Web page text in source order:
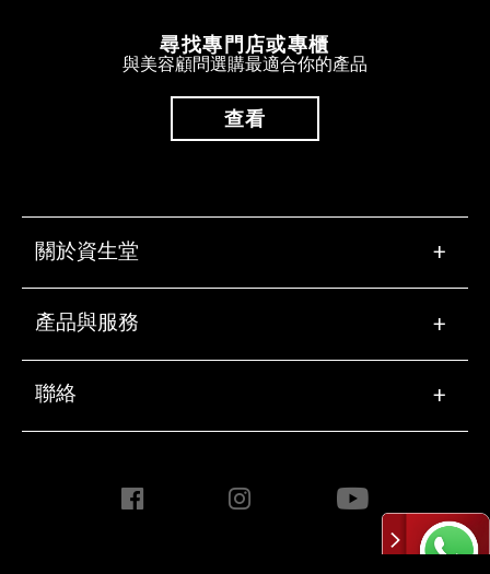
尋找專門店或專櫃
與美容顧問選購最適合你的產品
查看
關於資生堂 +
產品與服務 +
聯絡 +